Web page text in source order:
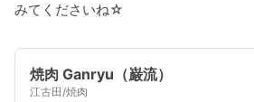
みてくださいね☆
焼肉 Ganryu（巌流）
江古田/焼肉